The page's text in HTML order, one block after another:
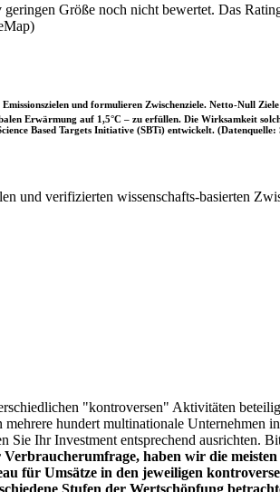
Größe noch nicht bewertet. Das
und formulieren Zwischenziele. Netto-Null
Erwärmung auf 1,5°C – zu erfüllen. Die Wirksamkeit
Based Targets Initiative (SBTi) entwickelt. (Datenquelle:
und verifizierten wissenschafts-basierten
"kontroversen" Aktivitäten
hundert multinationale Unternehmen
Ihr Investment entsprechend ausrichten.
Verbraucherumfrage, haben wir die
für Umsätze in den jeweiligen
Stufen der Wertschöpfung